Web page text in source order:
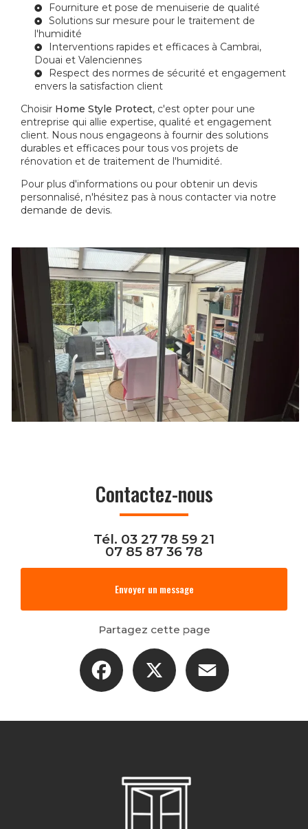
Fourniture et pose de menuiserie de qualité
Solutions sur mesure pour le traitement de
l'humidité
Interventions rapides et efficaces à Cambrai,
Douai et Valenciennes
Respect des normes de sécurité et engagement
envers la satisfaction client
Choisir Home Style Protect, c'est opter pour une
entreprise qui allie expertise, qualité et engagement
client. Nous nous engageons à fournir des solutions
durables et efficaces pour tous vos projets de
rénovation et de traitement de l'humidité.
Pour plus d'informations ou pour obtenir un devis
personnalisé, n'hésitez pas à nous contacter via notre
demande de devis.
Contactez-nous
Tél. 03 27 78 59 21
07 85 87 36 78
Envoyer un message
Partagez cette page
Facebook